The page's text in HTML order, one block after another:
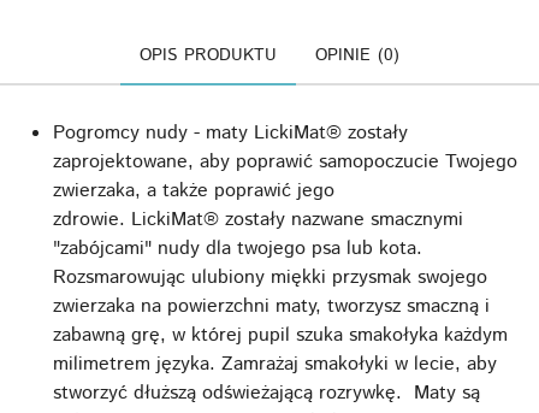
OPIS PRODUKTU OPINIE (0)
Pogromcy nudy - maty LickiMat® zostały
zaprojektowane, aby poprawić samopoczucie Twojego
zwierzaka, a także poprawić jego
zdrowie. LickiMat® zostały nazwane smacznymi
"zabójcami" nudy dla twojego psa lub kota.
Rozsmarowując ulubiony miękki przysmak swojego
zwierzaka na powierzchni maty, tworzysz smaczną i
zabawną grę, w której pupil szuka smakołyka każdym
milimetrem języka. Zamrażaj smakołyki w lecie, aby
stworzyć dłuższą odświeżającą rozrywkę. Maty są